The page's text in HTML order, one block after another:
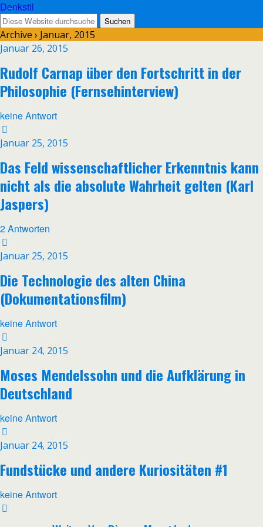
Denkstil
Archive › Januar, 2015
Januar 26, 2015
Rudolf Carnap über den Fortschritt in der
Philosophie (Fernsehinterview)
keine Antwort
Januar 25, 2015
Das Feld wissenschaftlicher Erkenntnis kann
nicht als die absolute Wahrheit gelten (Karl
Jaspers)
2 Antworten
Januar 25, 2015
Die Technologie des alten China
(Dokumentationsfilm)
keine Antwort
Januar 24, 2015
Moses Mendelssohn und die Aufklärung in
Deutschland
keine Antwort
Januar 24, 2015
Fundstücke und andere Kuriositäten #1
keine Antwort